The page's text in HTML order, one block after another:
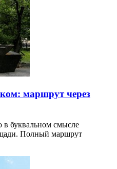
маршрут через
в буквальном смысле
Полный маршрут